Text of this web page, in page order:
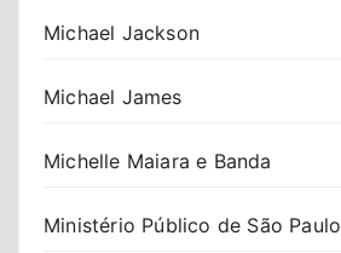
Michael Jackson
Michael James
Michelle Maiara e Banda
Ministério Público de São Paulo